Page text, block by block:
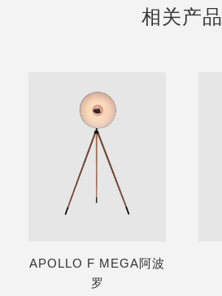
相关产品
APOLLO F MEGA阿波
罗